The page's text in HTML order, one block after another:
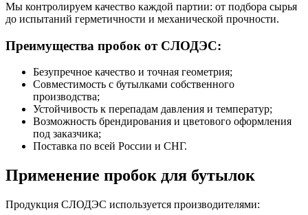
Мы контролируем качество каждой партии: от подбора сырья
до испытаний герметичности и механической прочности.
Преимущества пробок от СЛОДЭС:
Безупречное качество и точная геометрия;
Совместимость с бутылками собственного
производства;
Устойчивость к перепадам давления и температур;
Возможность брендирования и цветового оформления
под заказчика;
Поставка по всей России и СНГ.
Применение пробок для бутылок
Продукция СЛОДЭС используется производителями: